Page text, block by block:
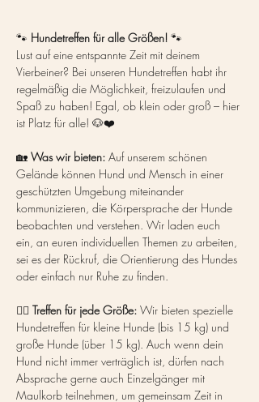
🐾 Hundetreffen für alle Größen! 🐾
Lust auf eine entspannte Zeit mit deinem
Vierbeiner? Bei unseren Hundetreffen habt ihr
regelmäßig die Möglichkeit, freizulaufen und
Spaß zu haben! Egal, ob klein oder groß – hier
ist Platz für alle! 🐶❤️
🏡 Was wir bieten: Auf unserem schönen
Gelände können Hund und Mensch in einer
geschützten Umgebung miteinander
kommunizieren, die Körpersprache der Hunde
beobachten und verstehen. Wir laden euch
ein, an euren individuellen Themen zu arbeiten,
sei es der Rückruf, die Orientierung des Hundes
oder einfach nur Ruhe zu finden.
🐕‍🦺 Treffen für jede Größe: Wir bieten spezielle
Hundetreffen für kleine Hunde (bis 15 kg) und
große Hunde (über 15 kg). Auch wenn dein
Hund nicht immer verträglich ist, dürfen nach
Absprache gerne auch Einzelgänger mit
Maulkorb teilnehmen, um gemeinsam Zeit in